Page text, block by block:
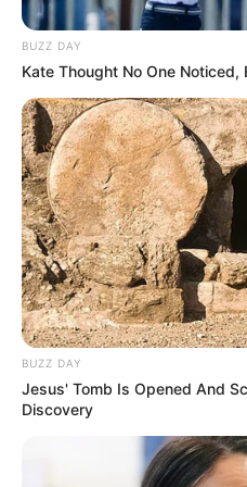
(foto: instagram/
BUZZ DAY
Kate Thought No One
BUZZ DAY
Jesus' Tomb Is Opened And
Discovery